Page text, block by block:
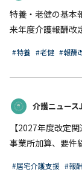
特養・老健の基本
来年度介護報酬改
#特養 #老健 #報酬
介護ニュー
【2027年度改定
事業所加算、要件
#居宅介護支援 #報